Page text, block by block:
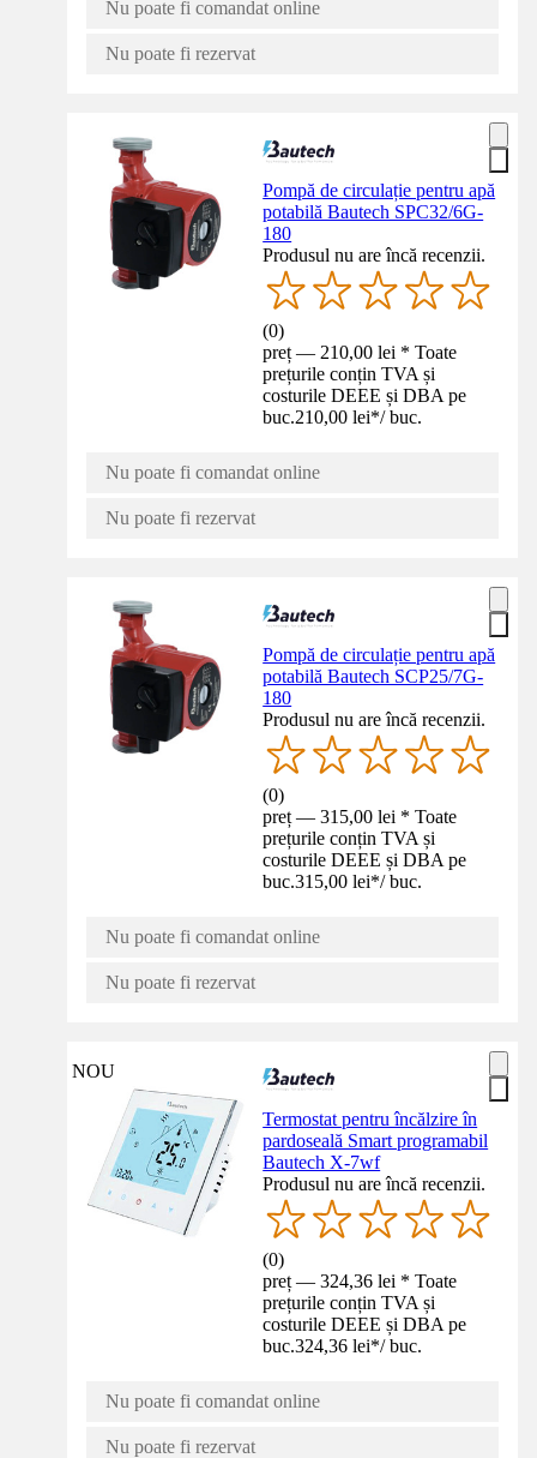
Nu poate fi comandat online
Nu poate fi rezervat
Pompă de circulație pentru apă
potabilă Bautech SPC32/6G-
180
Produsul nu are încă recenzii.
(0)
preț — 210,00 lei * Toate
prețurile conțin TVA și
costurile DEEE și DBA pe
buc.210,00 lei*/ buc.
Nu poate fi comandat online
Nu poate fi rezervat
Pompă de circulație pentru apă
potabilă Bautech SCP25/7G-
180
Produsul nu are încă recenzii.
(0)
preț — 315,00 lei * Toate
prețurile conțin TVA și
costurile DEEE și DBA pe
buc.315,00 lei*/ buc.
Nu poate fi comandat online
Nu poate fi rezervat
NOU
Termostat pentru încălzire în
pardoseală Smart programabil
Bautech X-7wf
Produsul nu are încă recenzii.
(0)
preț — 324,36 lei * Toate
prețurile conțin TVA și
costurile DEEE și DBA pe
buc.324,36 lei*/ buc.
Nu poate fi comandat online
Nu poate fi rezervat